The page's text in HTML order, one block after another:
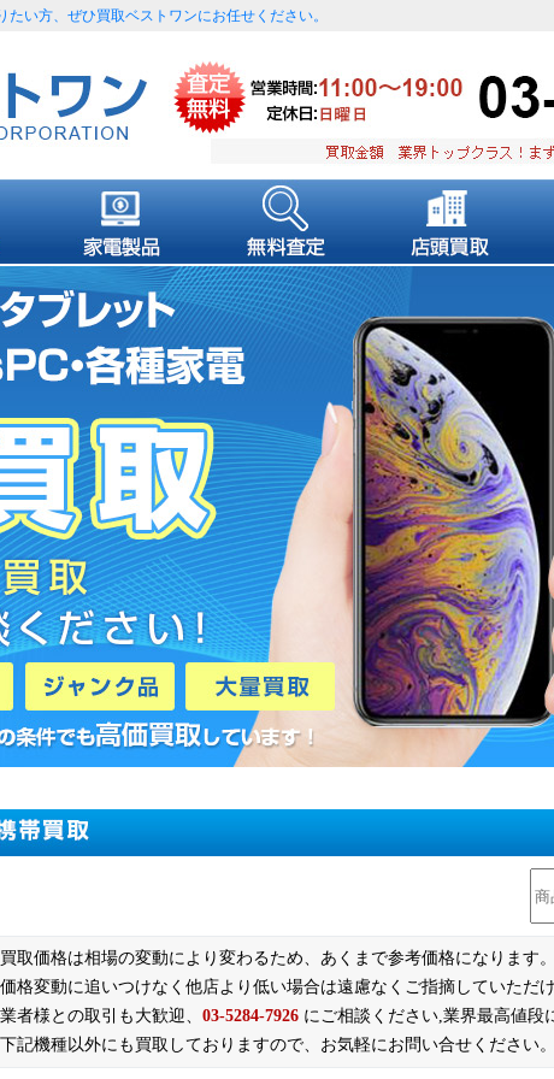
い方、ぜひ買取ベストワンにお任せください。
取価格は相場の変動により変わるため、あくまで参考価格になります。
格変動に追いつけなく他店より低い場合は遠慮なくご指摘していただ
者様との取引も大歓迎、 03-5284-7926 にご相談ください,業界最高値段
記機種以外にも買取しておりますので、お気軽にお問い合せください。